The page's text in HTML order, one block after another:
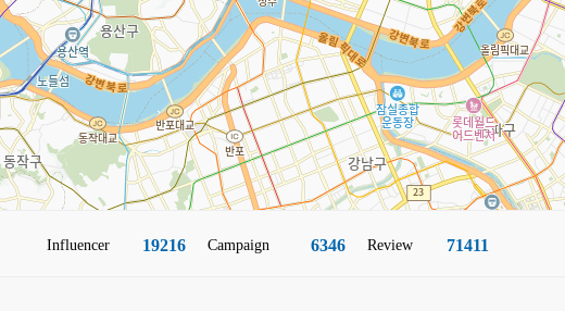
Influencer 19216 Campaign 6346 Review 71411